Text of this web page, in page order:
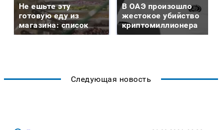
Не ешьте эту
готовую еду из
магазина: список
В ОАЭ произошло
жестокое убийство
криптомиллионера
Следующая новость